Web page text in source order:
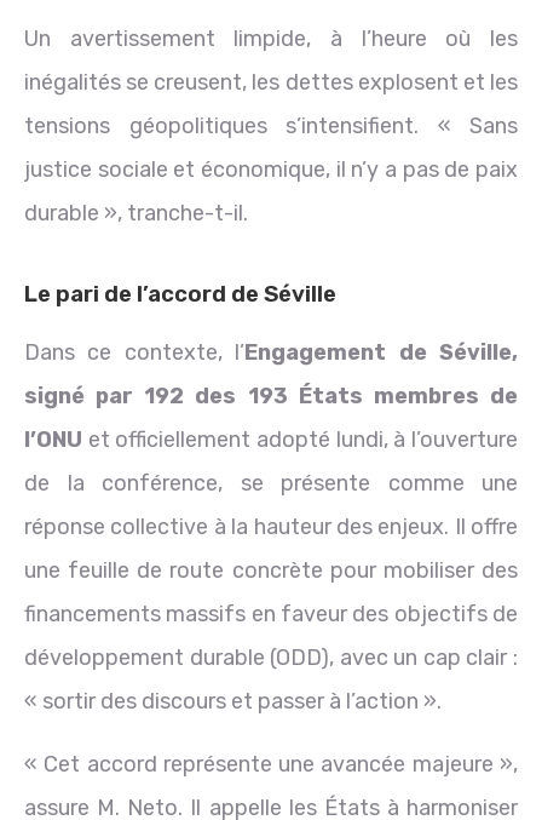
Un avertissement limpide, à l’heure où les
inégalités se creusent, les dettes explosent et les
tensions géopolitiques s’intensifient. « Sans
justice sociale et économique, il n’y a pas de paix
durable », tranche-t-il.
Le pari de l’accord de Séville
Dans ce contexte, l’Engagement de Séville,
signé par 192 des 193 États membres de
l’ONU et officiellement adopté lundi, à l’ouverture
de la conférence, se présente comme une
réponse collective à la hauteur des enjeux. Il offre
une feuille de route concrète pour mobiliser des
financements massifs en faveur des objectifs de
développement durable (ODD), avec un cap clair :
« sortir des discours et passer à l’action ».
« Cet accord représente une avancée majeure »,
assure M. Neto. Il appelle les États à harmoniser